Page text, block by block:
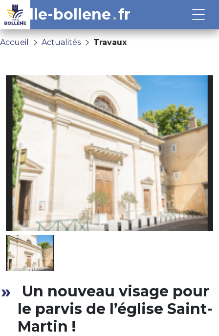
ville-bollene fr
Accueil Actualités Travaux
Un nouveau visage pour
le parvis de l’église Saint-
Martin !